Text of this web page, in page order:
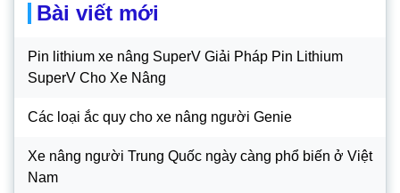
Bài viết mới
Pin lithium xe nâng SuperV Giải Pháp Pin Lithium
SuperV Cho Xe Nâng
Các loại ắc quy cho xe nâng người Genie
Xe nâng người Trung Quốc ngày càng phổ biến ở Việt
Nam